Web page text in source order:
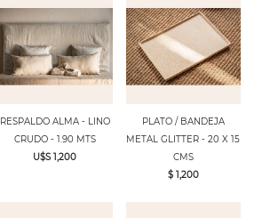
RESPALDO ALMA - LINO
CRUDO - 1.90 MTS
U$S 1,200
PLATO / BANDEJA
METAL GLITTER - 20 X 15
CMS
$ 1,200